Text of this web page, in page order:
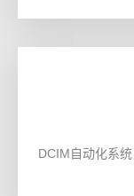
DCIM自动化系